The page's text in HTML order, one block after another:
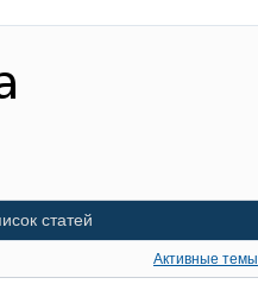
статей
Активные темы